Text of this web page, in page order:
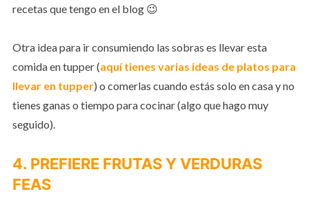
recetas que tengo en el blog 😉
Otra idea para ir consumiendo las sobras es llevar esta
comida en tupper (aquí tienes varias ideas de platos para
llevar en tupper) o comerlas cuando estás solo en casa y no
tienes ganas o tiempo para cocinar (algo que hago muy
seguido).
4. PREFIERE FRUTAS Y VERDURAS
FEAS